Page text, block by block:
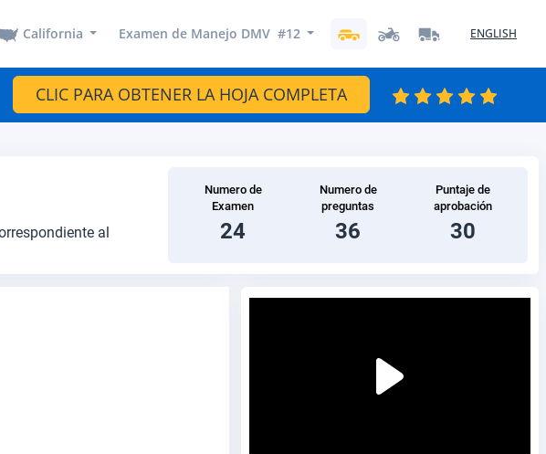
California Examen de Manejo DMV #12 ENGLISH
CLIC PARA OBTENER LA HOJA COMPLETA
al
Numero de
Examen
24
Numero de
preguntas
36
Puntaje de
aprobación
30